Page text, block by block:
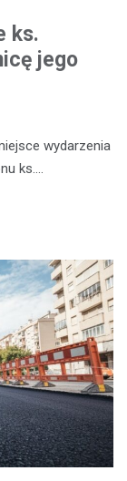
ks.
jego
wydarzenia
ks.…